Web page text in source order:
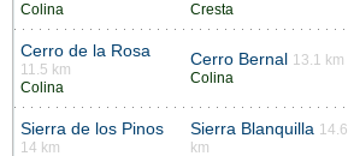
Colina
Cresta
Cerro de la Rosa
11.5 km
Colina
Cerro Bernal 13.1 km
Colina
Sierra de los Pinos
14 km
Sierra Blanquilla 14.6
km